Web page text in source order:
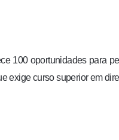
100 oportunidades para
exige curso superior em